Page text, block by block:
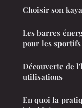
Choisir son
Les barres
pour les sportifs
Découverte de
utilisations
En quoi la